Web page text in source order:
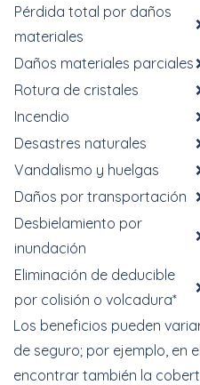
Pérdida total por daños
materiales
Daños materiales parciales
Rotura de cristales
Incendio
Desastres naturales
Vandalismo y huelgas
Daños por transportación
Desbielamiento por
inundación
Eliminación de deducible
por colisión o volcadura*
Los beneficios pueden
de seguro; por ejemplo, en
encontrar también la